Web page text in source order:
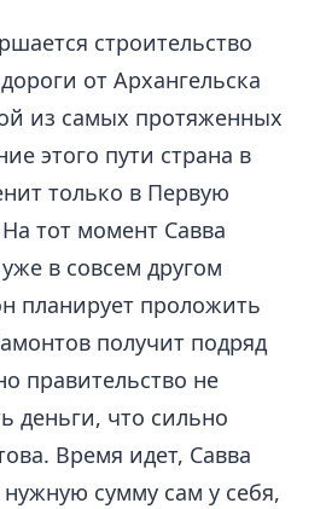
строительство
от Архангельска
из самых протяженных
этого пути страна в
только в Первую
тот момент Савва
в совсем другом
планирует проложить
получит подряд
правительство не
деньги, что сильно
Время идет, Савва
сумму сам у себя,